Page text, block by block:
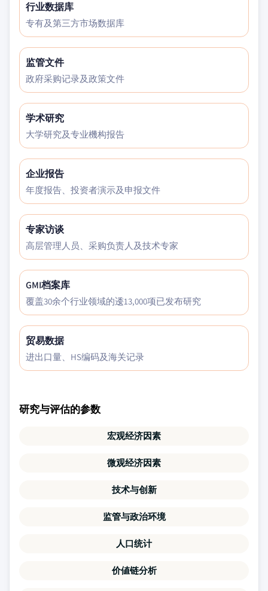
行业数据库
专有及第三方市场数据库
监管文件
政府采购记录及政策文件
学术研究
大学研究及专业機构报告
企业报告
年度报告、投资者演示及申报文件
专家访谈
高层管理人员、采购负责人及技术专家
GMI档案库
覆盖30余个行业领域的逶13,000项已发布研究
贸易数据
进出口量、HS编码及海关记录
研究与评估的参数
宏观经济因素
微观经济因素
技术与创新
监管与政治环境
人口统计
价値链分析